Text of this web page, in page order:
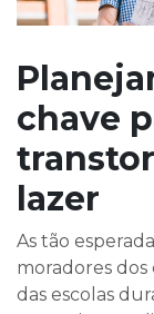
chave
lazer
As tão
moradores
das escolas